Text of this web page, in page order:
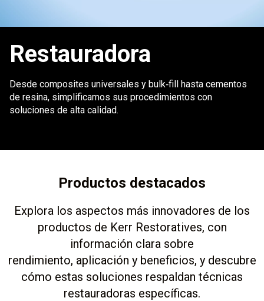
Restauradora
Desde composites universales y bulk‑fill hasta cementos
de resina, simplificamos sus procedimientos con
soluciones de alta calidad.
Productos destacados
Explora los aspectos más innovadores de los
productos de Kerr Restoratives, con
información clara sobre
rendimiento, aplicación y beneficios, y descubre
cómo estas soluciones respaldan técnicas
restauradoras específicas.